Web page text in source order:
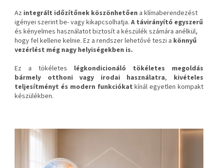
Az integrált időzítőnek köszönhetően a klímaberendezést
igényei szerint be- vagy kikapcsolhatja. A távirányító egyszerű
és kényelmes használatot biztosít a készülék számára anélkül,
hogy fel kellene kelnie. Ez a rendszer lehetővé teszi a könnyű
vezérlést még nagy helyiségekben is.
Ez a tökéletes légkondicionáló tökéletes megoldás
bármely otthoni vagy irodai használatra, kivételes
teljesítményt és modern funkciókat kínál egyetlen kompakt
készülékben.